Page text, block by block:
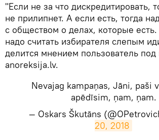
​"Если не за что дискредитировать,
не прилипнет. А если есть, тогда
с обществом о делах, которые
надо считать избирателя слепым
делится мнением пользователь
anoreksija.lv.
Nevajag kampaņas, Jāni, paši
apēdīsim, ņam, ņam.
— Oskars Škutāns
20, 2018